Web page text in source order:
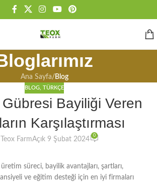
Ana Sayfa/ Blog
BLOG TÜRKÇE
Bayiliği Veren
Karşılaştırması
Teox FarmAçık 9 Şubat 2024
0
süreci, bayilik avantajları, şartları,
ve eğitim desteği için en iyi firmaları